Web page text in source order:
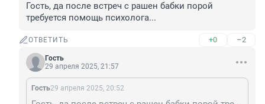
Гость, да после встреч с рашен бабки порой
требуется помощь психолога...
ОТВЕТИТЬ +0 –2
Гость
29 апреля 2025, 21:57
Гость29 апреля 2025, 20:52